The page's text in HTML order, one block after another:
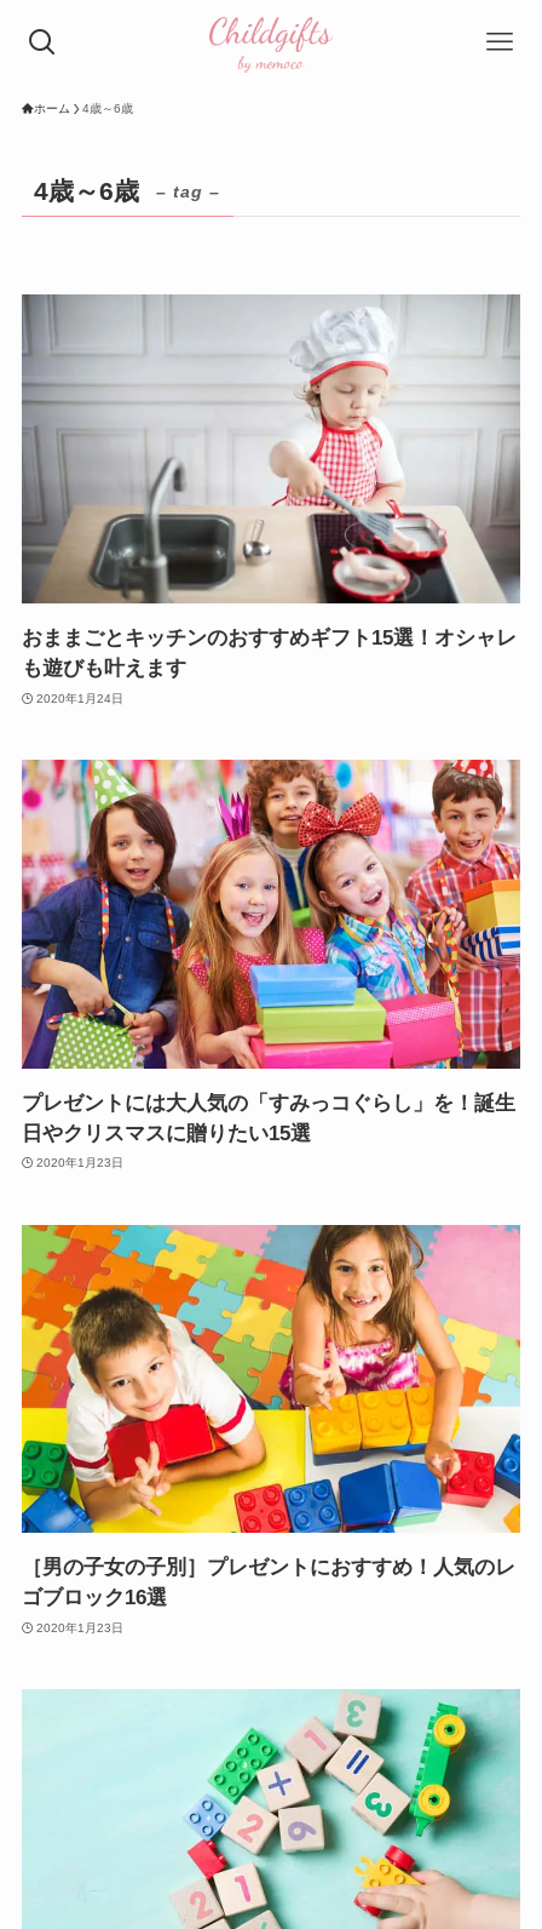
ホーム 4歳～6歳
4歳～6歳 – tag –
おままごとキッチンのおすすめギフト15選！オシャレ
も遊びも叶えます
2020年1月24日
プレゼントには大人気の「すみっコぐらし」を！誕生
日やクリスマスに贈りたい15選
2020年1月23日
［男の子女の子別］プレゼントにおすすめ！人気のレ
ゴブロック16選
2020年1月23日